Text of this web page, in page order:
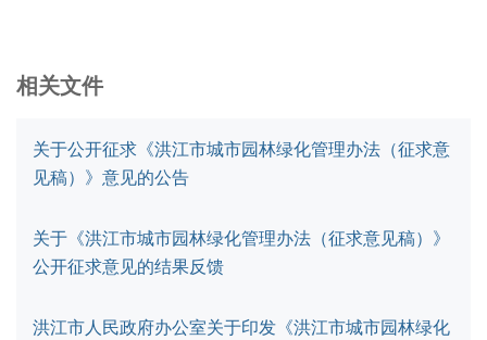
相关文件
关于公开征求《洪江市城市园林绿化管理办法（征求意
见稿）》意见的公告
关于《洪江市城市园林绿化管理办法（征求意见稿）》
公开征求意见的结果反馈
洪江市人民政府办公室关于印发《洪江市城市园林绿化